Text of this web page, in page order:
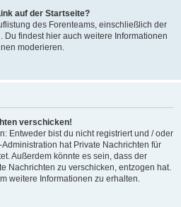
auf der Startseite?
des Forenteams, einschließlich der
Du findest hier auch weitere Informationen
moderieren.
verschicken!
Entweder bist du nicht registriert und / oder
hat Private Nachrichten für
Außerdem könnte es sein, dass der
Nachrichten zu verschicken, entzogen hat.
weitere Informationen zu erhalten.